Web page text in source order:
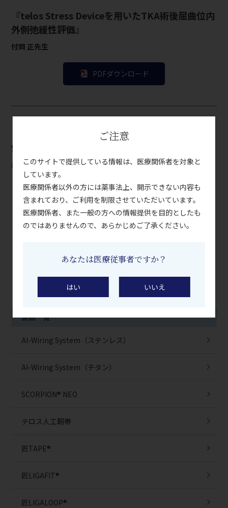
『telos Stress Deviceを用いたTKA術後屈曲位内
外側弛緩性評価』
付岡 正先生
PDFダウンロード
『telos Stress Deviceを用いた肘外反動揺性評
価』
星加 昭太先生
PDFダウンロード
製品一覧
AI-Wiring System（ステンレス）
AI-Wiring System（チタン）
SCORPION® NEO
テロス人工靭帯
匠TAPE®
匠LIGAFIT®
匠LIGALOOP®
ご注意
このサイトで提供している情報は、医療関係者を対象と
しています。
医療関係者以外の方には薬事法上、開示できない内容も
含まれており、ご利用を制限させていただいています。
医療関係者、また一般の方への情報提供を目的としたも
のではありませんので、あらかじめご了承ください。
あなたは医療従事者ですか？
はい いいえ